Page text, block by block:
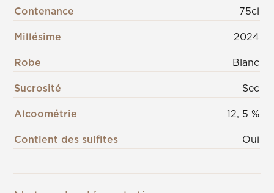
Contenance
75cl
Millésime
2024
Robe
Blanc
Sucrosité
Sec
Alcoométrie
12, 5 %
Contient des sulfites
Oui